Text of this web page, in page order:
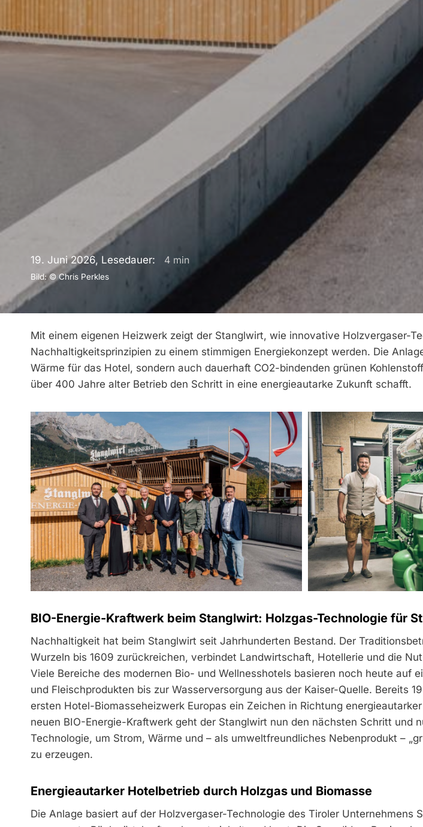
19. Juni 2026, Lesedauer: 4 min
Bild: © Chris Perkles
Mit einem eigenen Heizwerk zeigt der Stanglwirt, wie innovative Holzvergaser-
Nachhaltigkeitsprinzipien zu einem stimmigen Energiekonzept werden. Die
Wärme für das Hotel, sondern auch dauerhaft CO2-bindenden grünen
über 400 Jahre alter Betrieb den Schritt in eine energieautarke Zukunft schafft.
BIO-Energie-Kraftwerk beim Stanglwirt: Holzgas-Technologie für
Nachhaltigkeit hat beim Stanglwirt seit Jahrhunderten Bestand. Der
Wurzeln bis 1609 zurückreichen, verbindet Landwirtschaft, Hotellerie und die
Viele Bereiche des modernen Bio- und Wellnesshotels basieren noch heute auf
und Fleischprodukten bis zur Wasserversorgung aus der Kaiser-Quelle. Bereits
ersten Hotel-Biomasseheizwerk Europas ein Zeichen in Richtung
neuen BIO-Energie-Kraftwerk geht der Stanglwirt nun den nächsten Schritt und
Technologie, um Strom, Wärme und – als umweltfreundliches Nebenprodukt –
zu erzeugen.
Energieautarker Hotelbetrieb durch Holzgas und Biomasse
Die Anlage basiert auf der Holzvergaser-Technologie des Tiroler Unternehmens